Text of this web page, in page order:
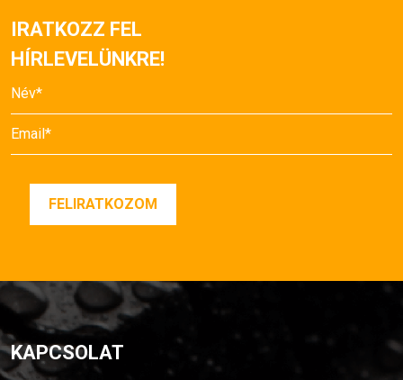
IRATKOZZ FEL
HÍRLEVELÜNKRE!
KAPCSOLAT